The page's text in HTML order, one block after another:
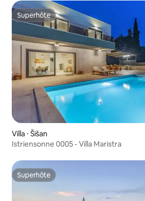
Superhôte
Superhôte
Villa ⋅ Šišan
Istriensonne 0005 - Villa Maristra
Superhôte
Superhôte